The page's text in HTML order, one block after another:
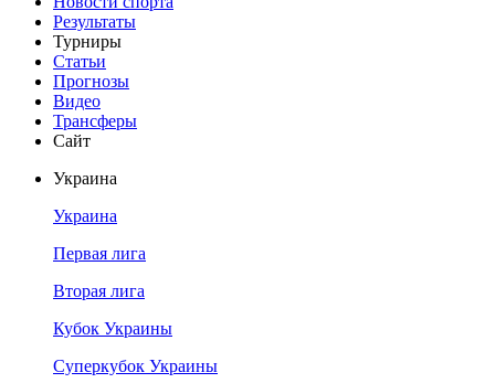
Результаты
Турниры
Статьи
Прогнозы
Видео
Трансферы
Сайт
Украина
Украина
Первая лига
Вторая лига
Кубок Украины
Суперкубок Украины